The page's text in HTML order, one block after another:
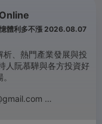
體利多不漲 2026.08.07
、熱門產業發展與投
人阮慕驊與各方投資好